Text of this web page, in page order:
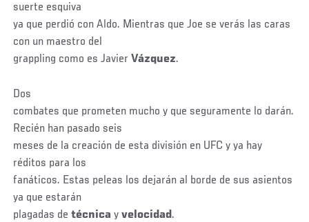
suerte esquiva
ya que perdió con Aldo. Mientras que Joe se verás las caras
con un maestro del
grappling como es JavierVázquez.
Dos
combates que prometen mucho y que seguramente lo darán.
Recién han pasado seis
meses de la creación de esta división en UFC y ya hay
réditos para los
fanáticos. Estas peleas los dejarán al borde de sus asientos
ya que estarán
plagadas detécnica yvelocidad.